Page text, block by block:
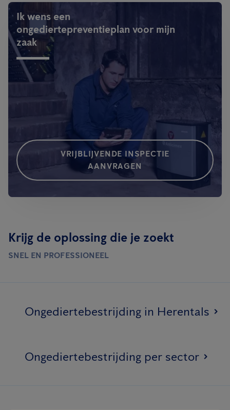
Ik wens een
ongediertepreventieplan voor mijn
zaak
VRIJBLIJVENDE INSPECTIE
AANVRAGEN
Krijg de oplossing die je zoekt
SNEL EN PROFESSIONEEL
Ongediertebestrijding in Herentals
Ongediertebestrijding per sector